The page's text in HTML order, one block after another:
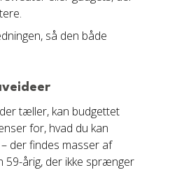
så den både
tæller, kan budgettet
for, hvad du kan
der findes masser af
59-årig, der ikke sprænger